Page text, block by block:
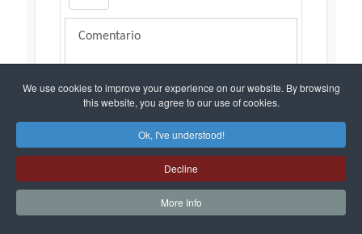
We use cookies to improve your experience on our website. By browsing
this website, you agree to our use of cookies.
Ok, I've understood!
Decline
More Info
1000Caracteres restantes